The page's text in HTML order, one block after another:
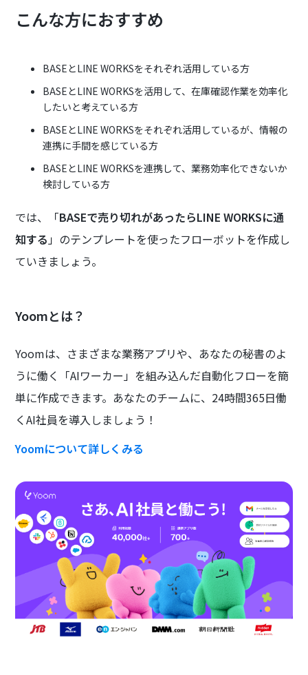
こんな方におすすめ
BASEとLINE WORKSをそれぞれ活用している方
BASEとLINE WORKSを活用して、在庫確認作業を効率化
したいと考えている方
BASEとLINE WORKSをそれぞれ活用しているが、情報の
連携に手間を感じている方
BASEとLINE WORKSを連携して、業務効率化できないか
検討している方
では、「BASEで売り切れがあったらLINE WORKSに通
知する」のテンプレートを使ったフローボットを作成し
ていきましょう。
Yoomとは？
Yoomは、さまざまな業務アプリや、あなたの秘書のよ
うに働く「AIワーカー」を組み込んだ自動化フローを簡
単に作成できます。あなたのチームに、24時間365日働
くAI社員を導入しましょう！
Yoomについて詳しくみる